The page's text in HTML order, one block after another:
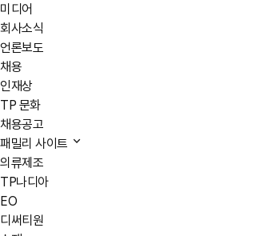
미디어
회사소식
언론보도
채용
인재상
TP 문화
채용공고
패밀리 사이트
의류제조
TP나디아
EO
디써티원